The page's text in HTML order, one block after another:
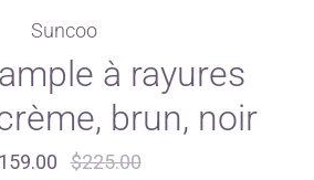
Suncoo
à rayures
brun, noir
$225.00